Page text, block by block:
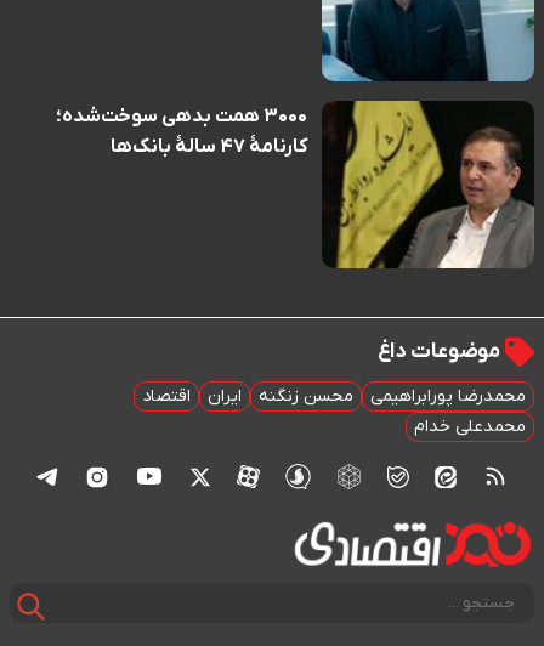
۳۰۰۰ همت بدهی سوخت‌شده؛
کارنامهٔ ۴۷ سالهٔ بانک‌ها
موضوعات داغ
محمدرضا پورابراهیمی محسن زنگنه ایران
اقتصاد
محمدعلی خدام